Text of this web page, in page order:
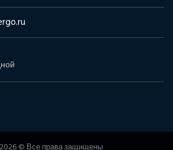
© Все права защищены